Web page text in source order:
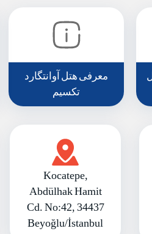
معرفی هتل آوانتگارد
تکسیم
Kocatepe,
Abdülhak Hamit
Cd. No:42, 34437
Beyoğlu/İstanbul